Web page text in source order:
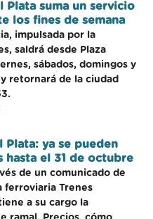
Plata suma un servicio
los fines de semana
impulsada por la
saldrá desde Plaza
sábados, domingos y
retornará de la ciudad
Plata: ya se pueden
hasta el 31 de octubre
de un comunicado de
ferroviaria Trenes
a su cargo la